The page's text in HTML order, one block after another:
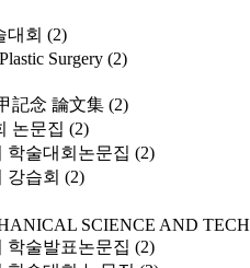
대회 (2)
Surgery (2)
記念 論文集 (2)
논문집 (2)
학술대회논문집 (2)
강습회 (2)
SCIENCE AND
학술발표논문집 (2)